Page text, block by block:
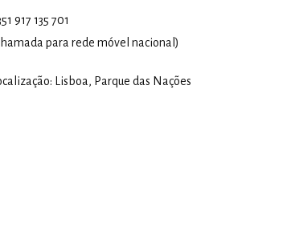
917 135 701
para rede móvel nacional)
Lisboa, Parque das Nações